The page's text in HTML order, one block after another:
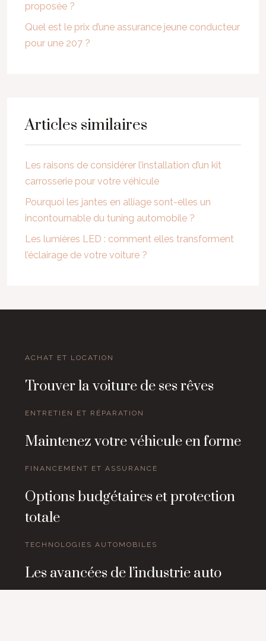
proposée ?
Quel est le prix d’une assurance jeune conducteur
pour une 207 ?
Articles similaires
Les raisons de considérer l’installation d’un kit
carrosserie pour votre véhicule
Pourquoi les jantes en alliage sont-elles un
incontournable du tuning automobile ?
Les lumières LED : comment elles transforment
l’éclairage de votre voiture ?
ACHAT ET LOCATION
Trouver la voiture de ses rêves
ENTRETIEN ET RÉPARATION
Maintenez votre véhicule en forme
FINANCEMENT ET ASSURANCE
Options budgétaires et protection
totale
TECHNOLOGIES AUTOMOBILES
Les avancées de l’industrie auto